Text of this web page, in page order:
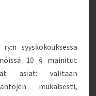
syyskokouksessa
10 § mainitut
asiat: valitaan
mukaisesti,